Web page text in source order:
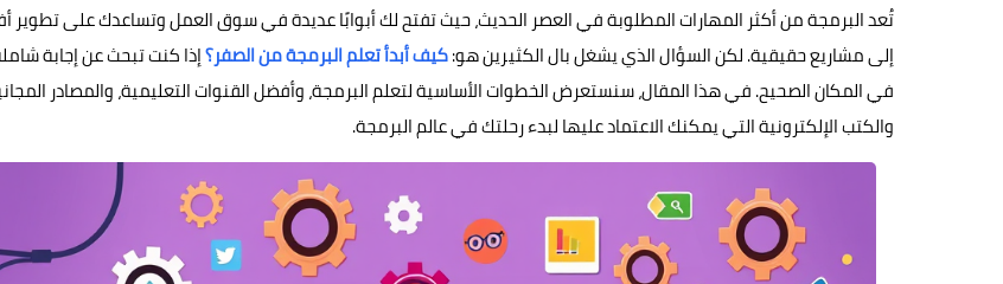
تُعد البرمجة من أكثر المهارات المطلوبة في العصر الحديث، حيث تفتح لك أبوابًا عديدة في سوق العمل وتساعدك على تطوير
إلى مشاريع حقيقية. لكن السؤال الذي يشغل بال الكثيرين هو:كيف أبدأ تعلم البرمجة من الصفر؟إذا كنت تبحث عن إجابة
في المكان الصحيح. في هذا المقال، سنستعرض الخطوات الأساسية لتعلم البرمجة، وأفضل القنوات التعليمية، والمصادر
والكتب الإلكترونية التي يمكنك الاعتماد عليها لبدء رحلتك في عالم البرمجة.